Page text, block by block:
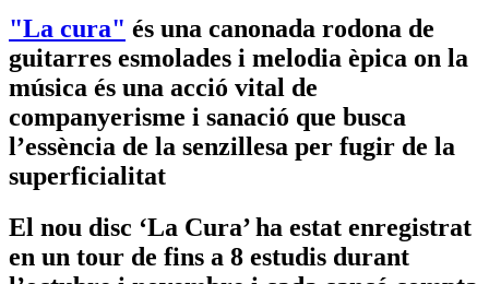
"La cura" és una canonada rodona de
guitarres esmolades i melodia èpica on la
música és una acció vital de
companyerisme i sanació que busca
l’essència de la senzillesa per fugir de la
superficialitat
El nou disc ‘La Cura’ ha estat enregistrat
en un tour de fins a 8 estudis durant